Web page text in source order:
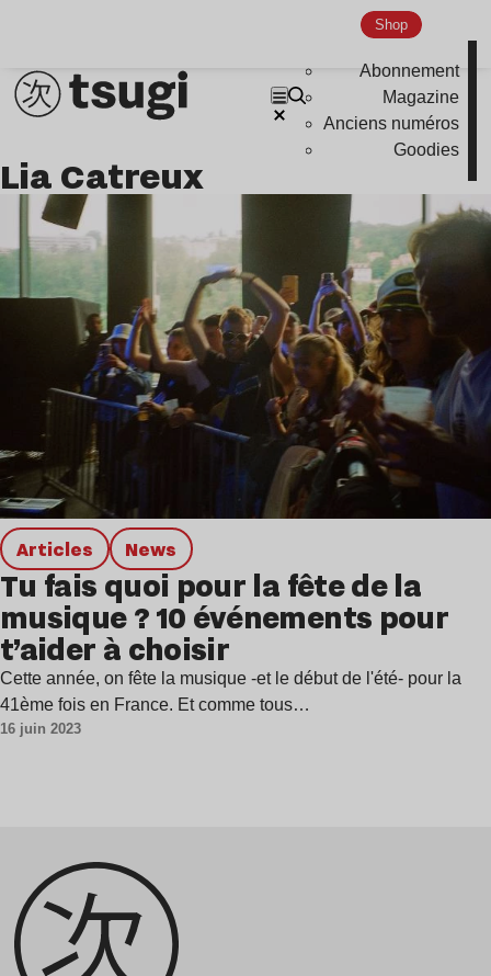
Shop
Abonnement
Magazine
Anciens numéros
Goodies
Lia Catreux
Articles news
Tu fais quoi pour la fête de la
musique ? 10 événements pour
t’aider à choisir
Cette année, on fête la musique -et le début de l'été- pour la
41ème fois en France. Et comme tous…
16 juin 2023